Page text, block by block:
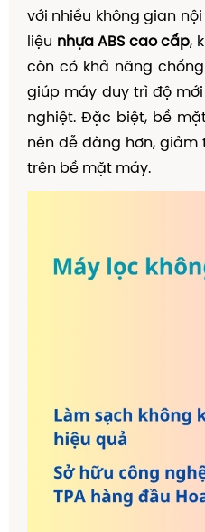
với nhiều không gian
liệu nhựa ABS cao cấp,
còn có khả năng
giúp máy duy trì độ
nghiệt. Đặc biệt, bề
nên dễ dàng hơn,
trên bề mặt máy.